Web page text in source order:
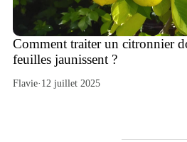
Comment traiter un citronnier
feuilles jaunissent ?
Flavie· 12 juillet 2025